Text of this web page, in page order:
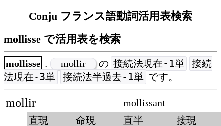
Conju フランス語動詞活用表検索
mollisse で活用表を検索
mollisse : mollir の 接続法現在-1単
接続
法現在-3単
接続法半過去-1単 です。
mollir
mollissant
直現
命現 直半
接現